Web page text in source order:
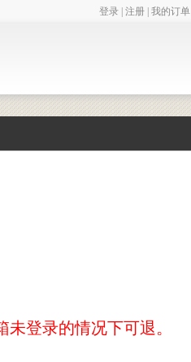
登录 注册 我的订单
登录的情况下可退。